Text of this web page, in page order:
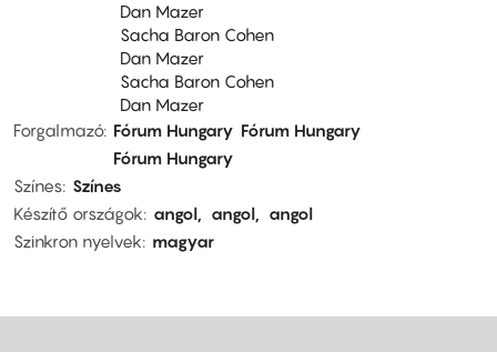
Dan Mazer
Sacha Baron Cohen
Dan Mazer
Sacha Baron Cohen
Dan Mazer
Forgalmazó Fórum Hungary Fórum Hungary
Fórum Hungary
Színes Színes
Készítő országok
angol angol
angol
Szinkron nyelvek
magyar